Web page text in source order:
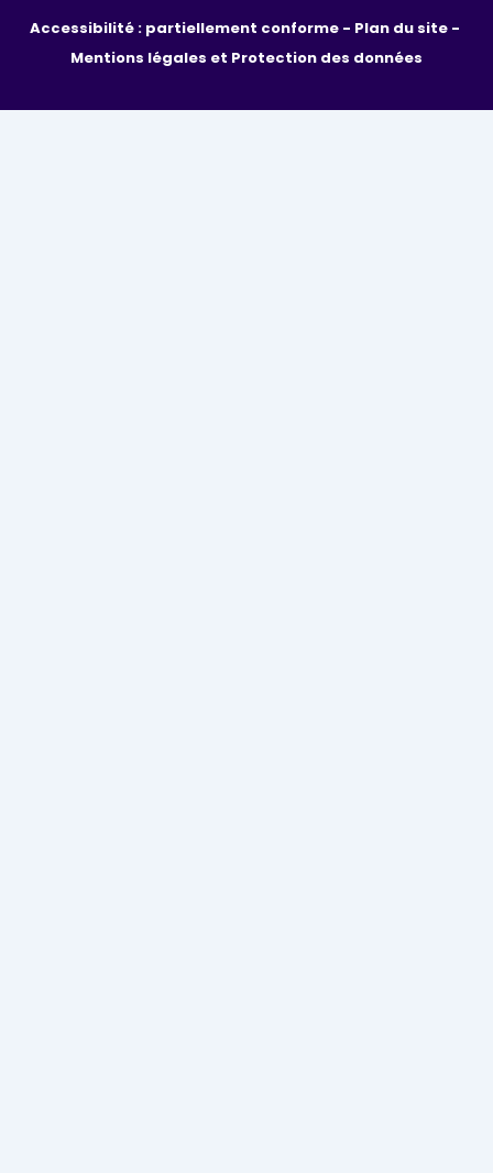
Accessibilité : partiellement conforme -
Mentions légales et Protection des données